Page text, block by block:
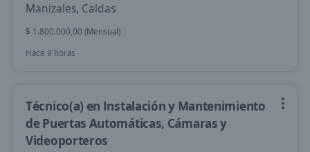
Manizales, Caldas
$ 1.800.000,00 (Mensual)
Hace 9 horas
Técnico(a) en Instalación y Mantenimiento
de Puertas Automáticas, Cámaras y
Videoporteros